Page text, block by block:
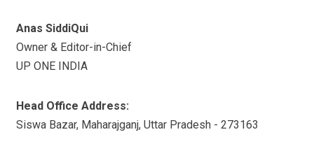
Anas SiddiQui
Owner & Editor-in-Chief
UP ONE INDIA
Head Office Address:
Siswa Bazar, Maharajganj, Uttar Pradesh - 273163